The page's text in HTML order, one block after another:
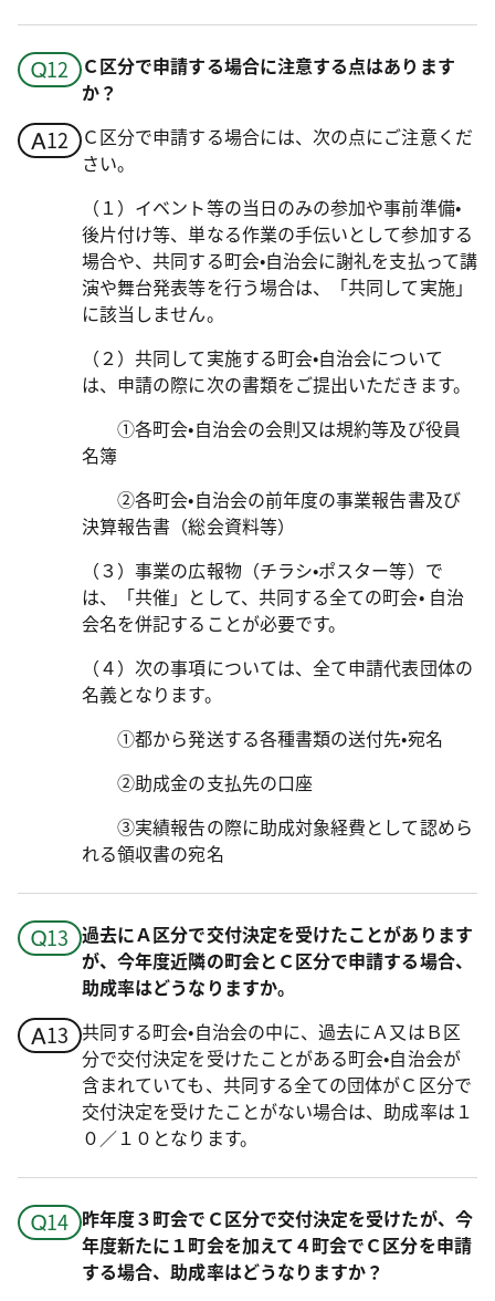
Ｃ区分で申請する場合に注意する点はあります
か？
Ｃ区分で申請する場合には、次の点にご注意くだ
さい。
（１）イベント等の当日のみの参加や事前準備•
後片付け等、単なる作業の手伝いとして参加する
場合や、共同する町会•自治会に謝礼を支払って講
演や舞台発表等を行う場合は、「共同して実施」
に該当しません。
（２）共同して実施する町会•自治会について
は、申請の際に次の書類をご提出いただきます。
①各町会•自治会の会則又は規約等及び役員
名簿
②各町会•自治会の前年度の事業報告書及び
決算報告書（総会資料等）
（３）事業の広報物（チラシ•ポスター等）で
は、「共催」として、共同する全ての町会• 自治
会名を併記することが必要です。
（４）次の事項については、全て申請代表団体の
名義となります。
①都から発送する各種書類の送付先•宛名
②助成金の支払先の口座
③実績報告の際に助成対象経費として認めら
れる領収書の宛名
過去にＡ区分で交付決定を受けたことがあります
が、今年度近隣の町会とＣ区分で申請する場合、
助成率はどうなりますか。
共同する町会•自治会の中に、過去にＡ又はＢ区
分で交付決定を受けたことがある町会•自治会が
含まれていても、共同する全ての団体がＣ区分で
交付決定を受けたことがない場合は、助成率は１
０／１０となります。
昨年度３町会でＣ区分で交付決定を受けたが、今
年度新たに１町会を加えて４町会でＣ区分を申請
する場合、助成率はどうなりますか？